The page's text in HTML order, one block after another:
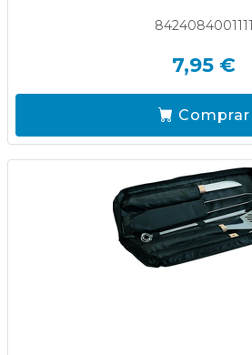
8424084001111
7,95 €
Comprar